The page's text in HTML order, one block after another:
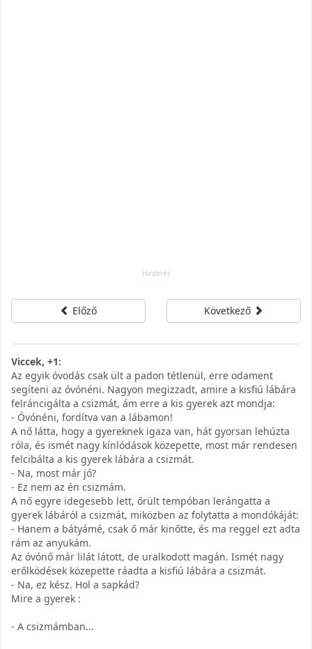
Előző Következő
Viccek, +1:
Az egyik óvodás csak ült a padon tétlenül, erre odament
segíteni az óvónéni. Nagyon megizzadt, amire a kisfiú lábára
felráncigálta a csizmát, ám erre a kis gyerek azt mondja:
- Óvónéni, fordítva van a lábamon!
A nő látta, hogy a gyereknek igaza van, hát gyorsan lehúzta
róla, és ismét nagy kínlódások közepette, most már rendesen
felcibálta a kis gyerek lábára a csizmát.
- Na, most már jó?
- Ez nem az én csizmám.
A nő egyre idegesebb lett, őrült tempóban lerángatta a
gyerek lábáról a csizmát, miközben az folytatta a mondókáját:
- Hanem a bátyámé, csak ő már kinőtte, és ma reggel ezt adta
rám az anyukám.
Az óvónő már lilát látott, de uralkodott magán. Ismét nagy
erőlködések közepette ráadta a kisfiú lábára a csizmát.
- Na, ez kész. Hol a sapkád?
Mire a gyerek :
- A csizmámban...